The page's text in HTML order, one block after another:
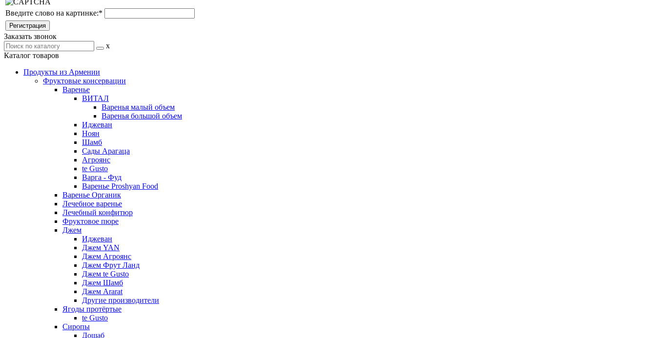
Введите слово на картинке:*
Заказать звонок
x
Каталог товаров
Продукты из Армении
Фруктовые консервации
Варенье
ВИТАЛ
Варенья малый объем
Варенья большой объем
Иджеван
Ноян
Шамб
Сады Арагаца
Агроянс
te Gusto
Варга - Фуд
Варенье Proshyan Food
Варенье Органик
Лечебное варенье
Лечебный конфитюр
Фруктовое пюре
Джем
Иджеван
Джем YAN
Джем Агроянс
Джем Фрут Ланд
Джем te Gusto
Джем Шамб
Джем Ararat
Другие производители
Ягоды протёртые
te Gusto
Сиропы
Дошаб